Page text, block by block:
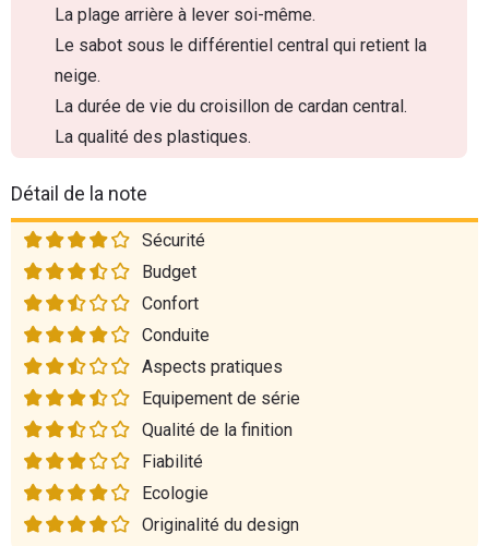
La plage arrière à lever soi-même.
Le sabot sous le différentiel central qui retient la
neige.
La durée de vie du croisillon de cardan central.
La qualité des plastiques.
Détail de la note
Sécurité
Budget
Confort
Conduite
Aspects pratiques
Equipement de série
Qualité de la finition
Fiabilité
Ecologie
Originalité du design